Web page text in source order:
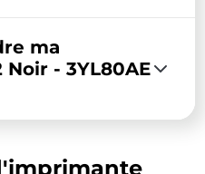
ma
Noir - 3YL80AE